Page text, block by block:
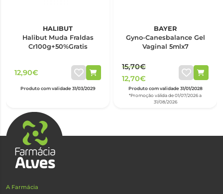
HALIBUT
Halibut Muda Fraldas
Cr100g+50%Gratis
12,90€
Produto com validade 31/03/2029
*Promoção válida de 01/07/2026 a
31/08/2026
BAYER
Gyno-Canesbalance Gel
Vaginal 5mlx7
15,70€
12,70€
Produto com validade 31/01/2028
A Farmácia